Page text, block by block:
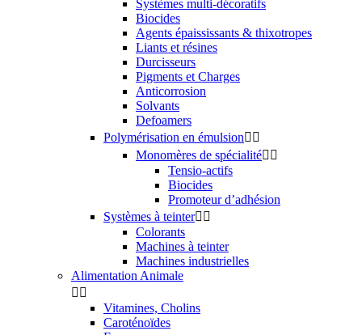
Systèmes multi-décoratifs
Biocides
Agents épaississants & thixotropes
Liants et résines
Durcisseurs
Pigments et Charges
Anticorrosion
Solvants
Defoamers
Polymérisation en émulsion 
Monomères de spécialité 
Tensio-actifs
Biocides
Promoteur d’adhésion
Systèmes à teinter 
Colorants
Machines à teinter
Machines industrielles
Alimentation Animale
 
Vitamines, Cholins
Caroténoïdes